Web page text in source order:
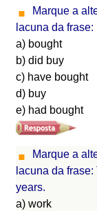
Marque a
lacuna da
a) bought
b) did buy
c) have bought
d) buy
e) had bought
Marque a
lacuna da
years.
a) work